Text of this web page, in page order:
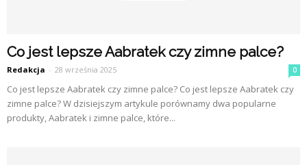
Co jest lepsze Aabratek czy zimne palce?
Redakcja - 28 września 2025 0
Co jest lepsze Aabratek czy zimne palce? Co jest lepsze Aabratek czy
zimne palce? W dzisiejszym artykule porównamy dwa popularne
produkty, Aabratek i zimne palce, które...